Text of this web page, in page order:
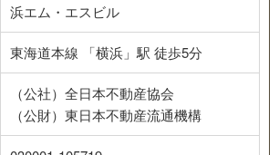
浜エム・エスビル
東海道本線 「横浜」駅 徒歩5分
（公社）全日本不動産協会
（公財）東日本不動産流通機構